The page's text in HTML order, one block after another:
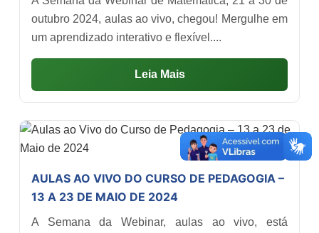
outubro 2024, aulas ao vivo, chegou! Mergulhe em
um aprendizado interativo e flexível....
Leia Mais
AULAS AO VIVO DO CURSO DE PEDAGOGIA –
13 A 23 DE MAIO DE 2024
A Semana da Webinar, aulas ao vivo, está